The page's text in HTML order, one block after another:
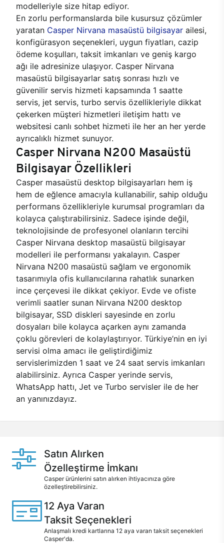
modelleriyle size hitap ediyor.
En zorlu performanslarda bile kusursuz çözümler
yaratan Casper Nirvana masaüstü bilgisayar ailesi,
konfigürasyon seçenekleri, uygun fiyatları, cazip
ödeme koşulları, taksit imkanları ve geniş kargo
ağı ile adresinize ulaşıyor. Casper Nirvana
masaüstü bilgisayarlar satış sonrası hızlı ve
güvenilir servis hizmeti kapsamında 1 saatte
servis, jet servis, turbo servis özellikleriyle dikkat
çekerken müşteri hizmetleri iletişim hattı ve
websitesi canlı sohbet hizmeti ile her an her yerde
ayrıcalıklı hizmet sunuyor.
Casper Nirvana N200 Masaüstü
Bilgisayar Özellikleri
Casper masaüstü desktop bilgisayarları hem iş
hem de eğlence amacıyla kullanabilir, sahip olduğu
performans özellikleriyle kurumsal programları da
kolayca çalıştırabilirsiniz. Sadece işinde değil,
teknolojisinde de profesyonel olanların tercihi
Casper Nirvana desktop masaüstü bilgisayar
modelleri ile performansı yakalayın. Casper
Nirvana N200 masaüstü sağlam ve ergonomik
tasarımıyla ofis kullanıcılarına rahatlık sunarken
ince çerçevesi ile dikkat çekiyor. Evde ve ofiste
verimli saatler sunan Nirvana N200 desktop
bilgisayar, SSD diskleri sayesinde en zorlu
dosyaları bile kolayca açarken aynı zamanda
çoklu görevleri de kolaylaştırıyor. Türkiye’nin en iyi
servisi olma amacı ile geliştirdiğimiz
servislerimizden 1 saat ve 24 saat servis imkanları
alabilirsiniz. Ayrıca Casper yerinde servis,
WhatsApp hattı, Jet ve Turbo servisler ile de her
an yanınızdayız.
Satın Alırken
Özelleştirme İmkanı
Casper ürünlerini satın alırken ihtiyacınıza göre
özelleştirebilirsiniz.
12 Aya Varan
Taksit Seçenekleri
Anlaşmalı kredi kartlarına 12 aya varan taksit seçenekleri
Casper'da.